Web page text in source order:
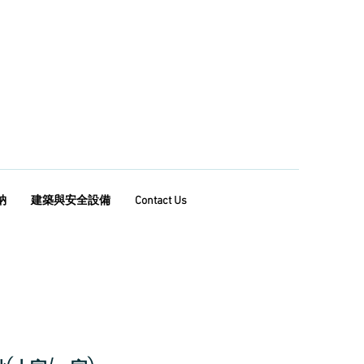
建築與安全設備 Contact Us